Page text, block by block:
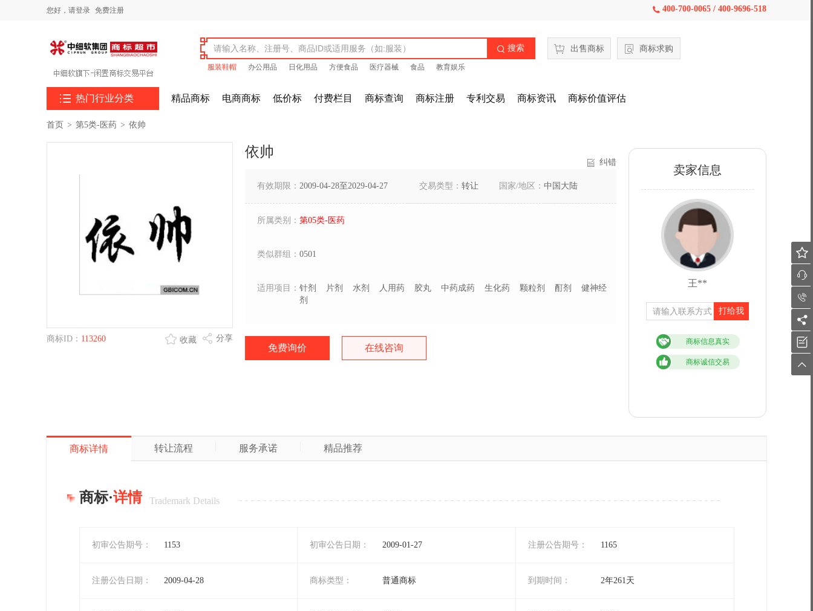
您好， 请登录 免费注册  400-700-0065 / 400-9696-518
 搜索
服装鞋帽 办公用品 日化用品 方便食品 医疗器械 食品 教育娱乐
出售商标 商标求购
 热门行业分类 精品商标 电商商标 低价标 付费栏目 商标查询 商标注册 专利交易 商标资讯 商标价值评估
首页 > 第5类-医药 > 依帅
商标ID： 113260 分享
收藏
依帅
纠错
有效期限： 2009-04-28至2029-04-27 交易类型： 转让 国家/地区： 中国大陆
所属类别： 第05类-医药
类似群组： 0501
适用项目： 针剂 片剂 水剂 人用药 胶丸 中药成药 生化药 颗粒剂 酊剂
健神经
剂
免费询价 在线咨询
卖家信息
王**
打给我
商标信息真实
商标诚信交易
商标详情 转让流程 服务承诺 精品推荐
商标·详情 Trademark Details
初审公告期号： 1153 初审公告日期： 2009-01-27 注册公告期号： 1165
注册公告日期： 2009-04-28 商标类型： 普通商标 到期时间： 2年261天





